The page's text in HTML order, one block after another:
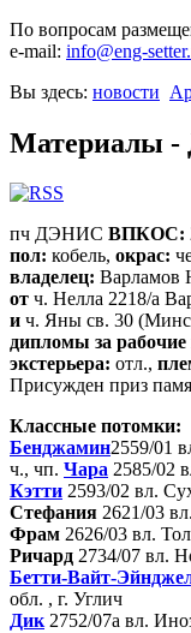
По вопросам
e-mail: info@eng-
Вы здесь: новости
Материалы
пч ДЭНИС ВПКОС:
пол: кобель, окрас:
владелец: Варламов
от ч. Нелла 2218/а
и ч. Яны св. 30
дипломы за рабочие
экстерьера: отл.,
Присужден приз
Классные потомки:
Бенджамин2559/01
ч., чп. Чара 2585/02
Кэтти 2593/02 вл.
Стефания 2621/03
Фрам 2626/03 вл.
Ричард 2734/07 вл.
Бетти-Вайт-
обл. , г. Углич
Дик2752/07а вл.